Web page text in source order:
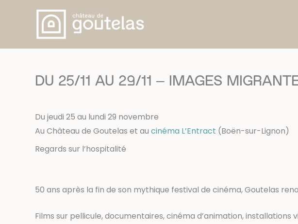
DU 25/11 AU 29/11 – IMAGES
Du jeudi 25 au lundi 29 novembre
Au Château de Goutelas et au cinéma L’Entract (Boën-sur-Lignon)
Regards sur l’hospitalité
50 ans après la fin de son mythique festival de cinéma, Goutelas
Films sur pellicule, documentaires, cinéma d’animation, installations